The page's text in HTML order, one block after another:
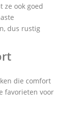
ze ook goed
dus rustig
die comfort
favorieten voor